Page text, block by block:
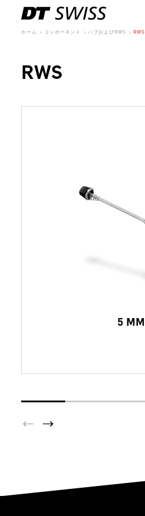
ホーム コンポーネント ハブおよびRWS RWS
RWS
5 MM